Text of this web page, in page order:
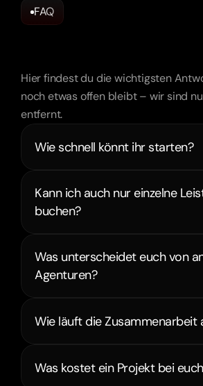
FAQ
Fragen?
Hier findest du die wichtigsten
noch etwas offen bleibt – wir sind
entfernt.
Wie schnell könnt ihr starten?
Kann ich auch nur einzelne
buchen?
Was unterscheidet euch von
Agenturen?
Wie läuft die Zusammenarbeit
Was kostet ein Projekt bei